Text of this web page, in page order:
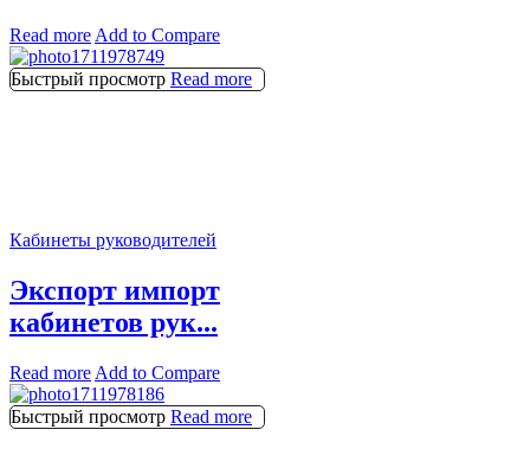
Read more Add to Compare
Быстрый просмотр Read more
Кабинеты руководителей
Экспорт импорт
кабинетов рук...
Read more Add to Compare
Быстрый просмотр Read more